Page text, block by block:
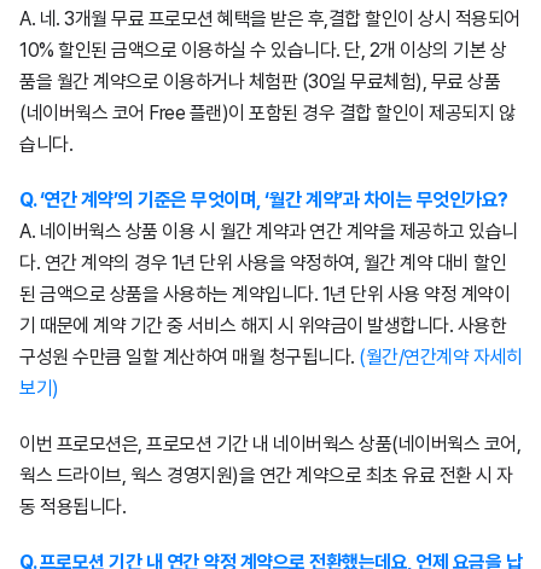
A. 네. 3개월 무료 프로모션 혜택을 받은 후,결합 할인이 상시 적용되어
10% 할인된 금액으로 이용하실 수 있습니다. 단, 2개 이상의 기본 상
품을 월간 계약으로 이용하거나 체험판 (30일 무료체험), 무료 상품
(네이버웍스 코어 Free 플랜)이 포함된 경우 결합 할인이 제공되지 않
습니다.
Q. ‘연간 계약’의 기준은 무엇이며, ‘월간 계약’과 차이는 무엇인가요?
A. 네이버웍스 상품 이용 시 월간 계약과 연간 계약을 제공하고 있습니
다. 연간 계약의 경우 1년 단위 사용을 약정하여, 월간 계약 대비 할인
된 금액으로 상품을 사용하는 계약입니다. 1년 단위 사용 약정 계약이
기 때문에 계약 기간 중 서비스 해지 시 위약금이 발생합니다. 사용한
구성원 수만큼 일할 계산하여 매월 청구됩니다. (월간/연간계약 자세히
보기)
이번 프로모션은, 프로모션 기간 내 네이버웍스 상품(네이버웍스 코어,
웍스 드라이브, 웍스 경영지원)을 연간 계약으로 최초 유료 전환 시 자
동 적용됩니다.
Q. 프로모션 기간 내 연간 약정 계약으로 전환했는데요, 언제 요금을 납